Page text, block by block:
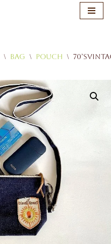
\ Bag \ Pouch \